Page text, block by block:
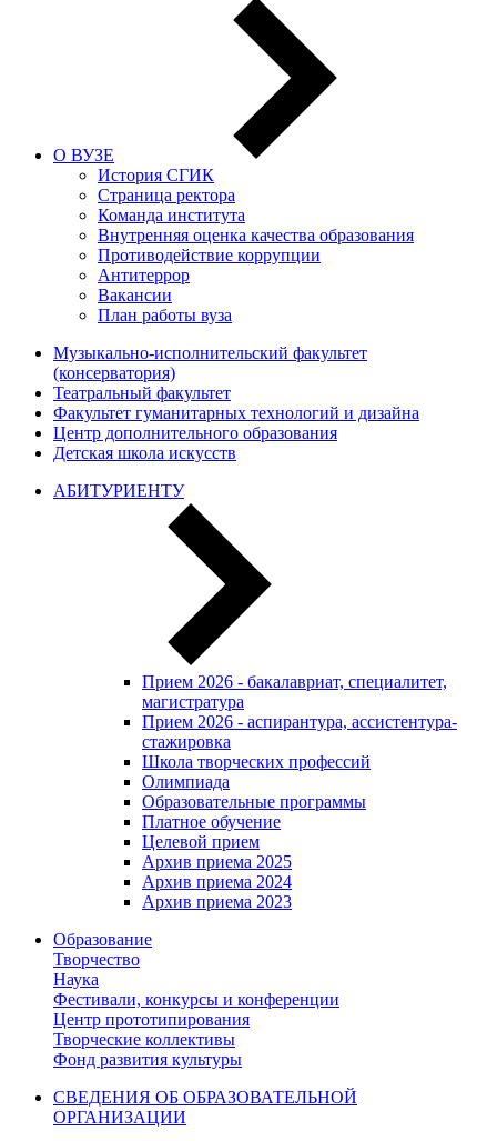
О ВУЗЕ
История СГИК
Страница ректора
Команда института
Внутренняя оценка качества образования
Противодействие коррупции
Антитеррор
Вакансии
План работы вуза
Музыкально-исполнительский факультет
(консерватория)
Театральный факультет
Факультет гуманитарных технологий и дизайна
Центр дополнительного образования
Детская школа искусств
АБИТУРИЕНТУ
Прием 2026 - бакалавриат, специалитет,
магистратура
Прием 2026 - аспирантура, ассистентура-
стажировка
Школа творческих профессий
Олимпиада
Образовательные программы
Платное обучение
Целевой прием
Архив приема 2025
Архив приема 2024
Архив приема 2023
Образование
Творчество
Наука
Фестивали, конкурсы и конференции
Центр прототипирования
Творческие коллективы
Фонд развития культуры
СВЕДЕНИЯ ОБ ОБРАЗОВАТЕЛЬНОЙ
ОРГАНИЗАЦИИ